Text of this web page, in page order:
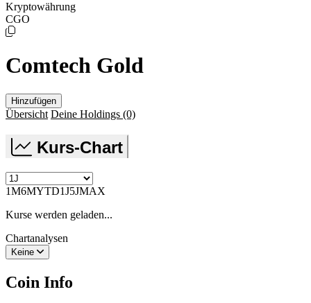
Kryptowährung
CGO
Comtech Gold
Hinzufügen
Übersicht Deine Holdings (0)
Kurs-Chart
1M6MYTD1J5JMAX
Kurse werden geladen...
Chartanalysen
Keine
Coin Info